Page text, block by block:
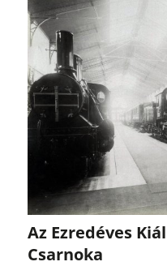
Az Ezredéves
Csarnoka